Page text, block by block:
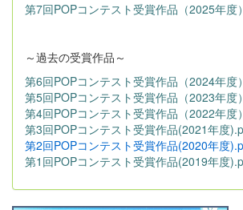
第7回POPコンテスト受賞作品（2025年度
～過去の受賞作品～
第6回POPコンテスト受賞作品（2024年度
第5回POPコンテスト受賞作品（2023年度
第4回POPコンテスト受賞作品（2022年度
第3回POPコンテスト受賞作品(2021年度
第2回POPコンテスト受賞作品(2020年度
第1回POPコンテスト受賞作品(2019年度